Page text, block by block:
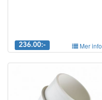
236.00:- Mer info